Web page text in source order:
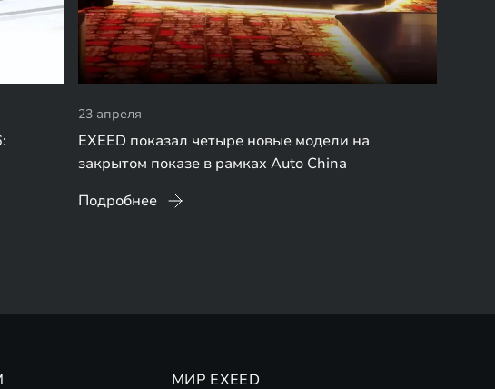
23 апреля
EXEED показал четыре новые модели на
закрытом показе в рамках Auto China
Подробнее
МИР EXEED